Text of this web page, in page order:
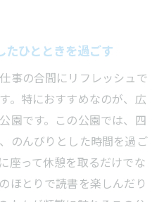
沢なリラックスプラン
ュを両立するドライバー
ドライバーのライフス
して地域を盛り上げる
リフレッシュする方法
たひとときを過ごす
事の合間にリフレッシュで
。特におすすめなのが、広
園です。この公園では、四
のんびりとした時間を過ご
座って休憩を取るだけでな
ほとりで読書を楽しんだり